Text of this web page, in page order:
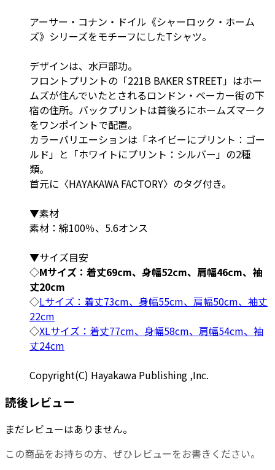
アーサー・コナン・ドイル《シャーロック・ホーム
ズ》シリーズをモチーフにしたTシャツ。
デザインは、水戸部功。
フロントプリントの「221B BAKER STREET」はホー
ムズが住んでいたとされるロンドン・ベーカー街の下
宿の住所。バックプリントは首後ろにホームズマーク
をワンポイントで配置。
カラーバリエーションは「ネイビーにプリント：ゴー
ルド」と「ホワイトにプリント：シルバー」の2種
類。
首元に〈HAYAKAWA FACTORY〉のタグ付き。
▼素材
素材：綿100％、5.6オンス
▼サイズ目安
◇Mサイズ：着丈69cm、身幅52cm、肩幅46cm、袖
丈20cm
◇Lサイズ：着丈73cm、身幅55cm、肩幅50cm、袖丈
22cm
◇XLサイズ：着丈77cm、身幅58cm、肩幅54cm、袖
丈24cm
Copyright(C) Hayakawa Publishing ,Inc.
読後レビュー
まだレビューはありません。
この商品をお持ちの方、ぜひレビューをお書きください。